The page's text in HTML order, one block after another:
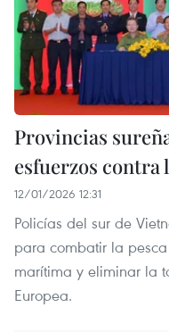
Provincias
esfuerzos contra
12/01/2026 12:31
Policías del sur de
para combatir la
marítima y eliminar la
Europea.